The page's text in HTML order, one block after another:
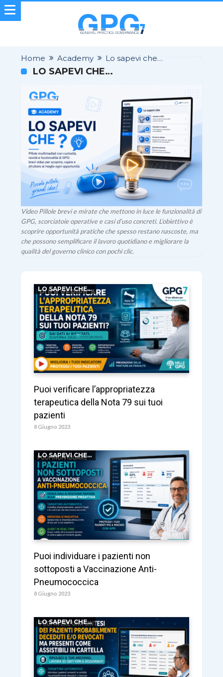
Home Academy Lo sapevi che…
LO SAPEVI CHE…
Video Pillole brevi e mirate che mettono in luce le funzionalità di
GPG, scorciatoie operative e casi d’uso concreti. L’obiettivo è
scoprire opportunità pratiche che spesso restano nascoste, ma
che possono semplificare il lavoro quotidiano e migliorare la
qualità del governo clinico con pochi clic.
LO SAPEVI CHE...
Puoi verificare l’appropriatezza
terapeutica della Nota 79 sui tuoi
pazienti
8 Giugno 2023
LO SAPEVI CHE...
Puoi individuare i pazienti non
sottoposti a Vaccinazione Anti-
Pneumococcica
8 Giugno 2023
LO SAPEVI CHE...